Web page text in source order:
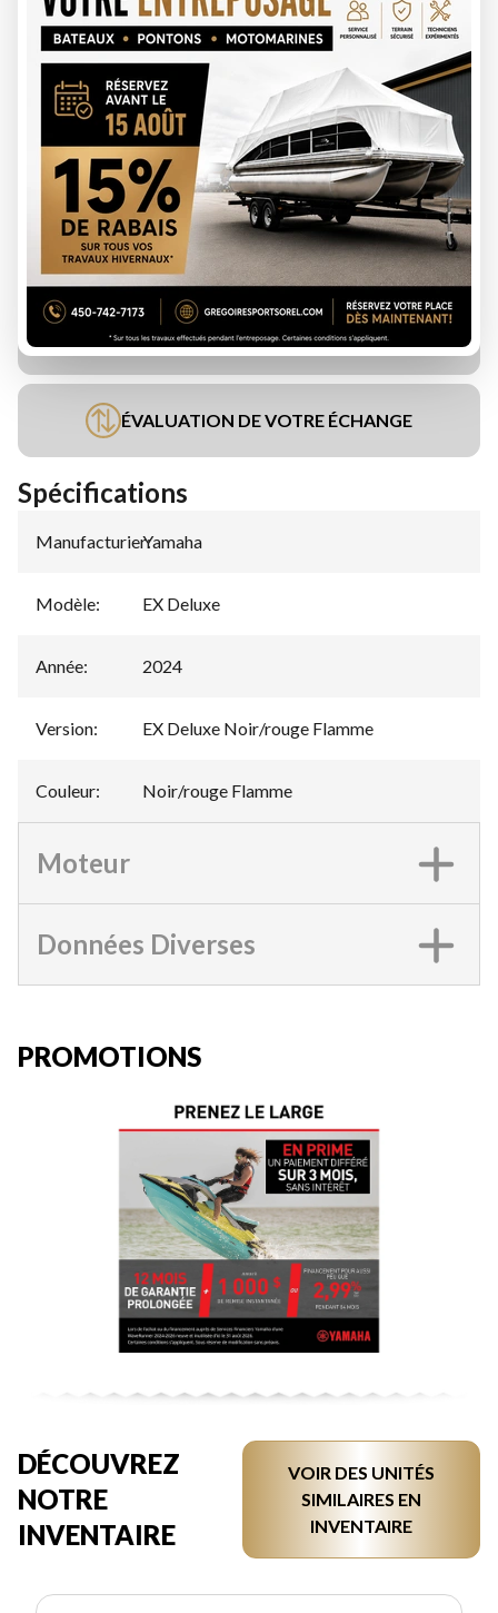
DEMANDE DE FINANCEMENT
ÉVALUATION DE VOTRE ÉCHANGE
Spécifications
Manufacturier:
Yamaha
Modèle: EX Deluxe
Année: 2024
Version: EX Deluxe Noir/rouge Flamme
Couleur: Noir/rouge Flamme
Moteur
Données Diverses
PROMOTIONS
DÉCOUVREZ
NOTRE
INVENTAIRE
VOIR DES UNITÉS
SIMILAIRES EN
INVENTAIRE